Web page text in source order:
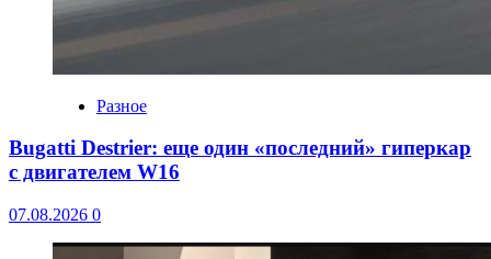
Разное
Bugatti Destrier: еще один «последний» гиперкар
с двигателем W16
07.08.2026 0